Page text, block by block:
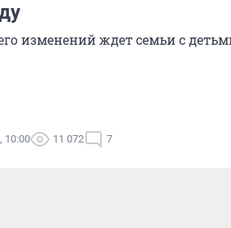
изменений ждет семьи с
10:00 11 072 7